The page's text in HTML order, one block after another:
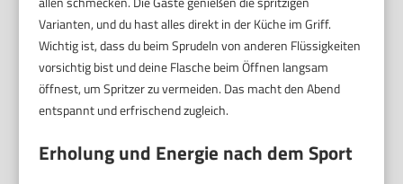
Varianten, und du hast alles direkt in der Küche im Griff.
Wichtig ist, dass du beim Sprudeln von anderen Flüssigkeiten
vorsichtig bist und deine Flasche beim Öffnen langsam
öffnest, um Spritzer zu vermeiden. Das macht den Abend
entspannt und erfrischend zugleich.
Erholung und Energie nach dem Sport